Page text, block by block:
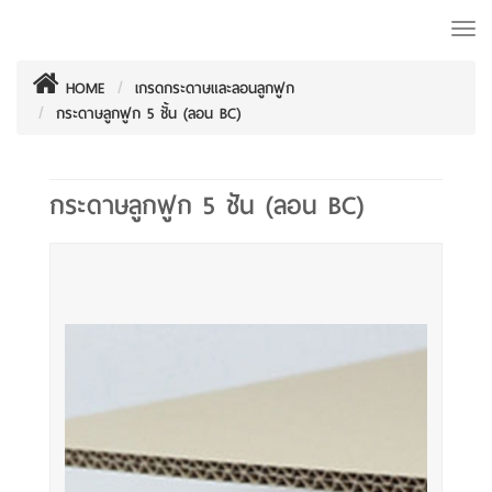
HOME
เกรดกระดาษและลอนลูกฟูก
กระดาษลูกฟูก 5 ชั้น (ลอน BC)
กระดาษลูกฟูก 5 ชั้น (ลอน BC)